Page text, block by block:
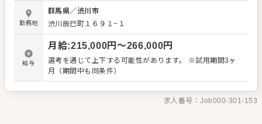
あなたも楽しくスタートしませんか？ 具体的なお仕事内容
はこちらです。 ・旬の鮮魚を用いた調理および接客 ・売上
などの金銭の管理 ・店舗スタッフの指導や育成 ・アルバイ
トなどの採用・教育 入社後は、店舗でのOJTによる約6か月
間の研修期間があります。調理の基礎もちろん、店舗オペ
レーションまで店舗運営のノウハウをすべて学べるので、
未経験の方も安心です。 さらに、とんでんでは1店舗に平
互いに助け合える環境だからこそ、チームワークを楽しみ
勤務地
群馬県／渋川市
渋川辰巳町１６９１−１
給与
月給:215,000円〜266,000円
選考を通じて上下する可能性があります。 ※試用期間3ヶ
月（期間中も同条件）
求人番号：Job000-301-153